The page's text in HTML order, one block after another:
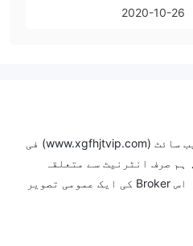
2020-10-26
www.xgfhjtvip.com) فی
صرف انٹرنیٹ سے متعلقہ
معلومات جمع کر سکے ہیں تاکہ اس Broker کی ایک عمومی تصویر